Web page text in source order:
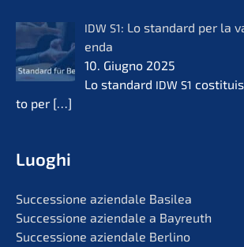
IDW S1: Lo standard per la
en­da
10. Giugno 2025
Lo standard IDW S1
to per […]
Luoghi
Succes­sio­ne aziend­a­le Basilea
Succes­sio­ne aziend­a­le a Bayreuth
Succes­sio­ne aziend­a­le Berlino